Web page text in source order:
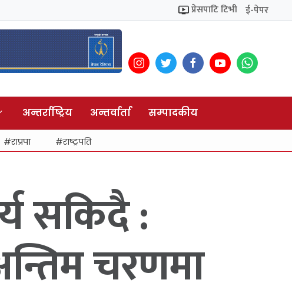
प्रेसपाटि टिभी ई-पेपर
अन्तर्राष्ट्रिय अन्तर्वार्ता सम्पादकीय
राप्रपा राष्ट्रपति
सकिदै :
चरणमा